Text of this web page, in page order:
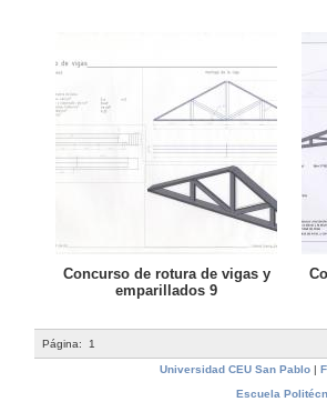
Concurso de rotura de vigas y
emparillados 9
Página: 1
Universidad CEU San Pablo|
Escuela